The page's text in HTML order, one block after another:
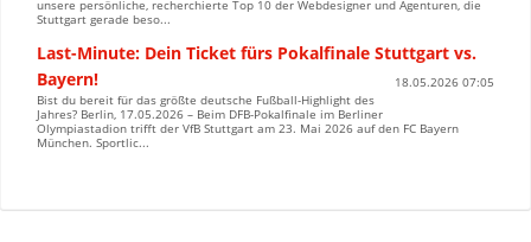
unsere persönliche, recherchierte Top 10 der Webdesigner und Agenturen, die
Stuttgart gerade beso...
Last-Minute: Dein Ticket fürs Pokalfinale Stuttgart vs.
Bayern!
18.05.2026 07:05
Bist du bereit für das größte deutsche Fußball-Highlight des
Jahres? Berlin, 17.05.2026 – Beim DFB-Pokalfinale im Berliner
Olympiastadion trifft der VfB Stuttgart am 23. Mai 2026 auf den FC Bayern
München. Sportlic...